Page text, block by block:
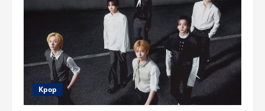
อัน
ความ
ร้อน
แรง
ใน
เทศกาล
ดนตรี
สุด
Kpop